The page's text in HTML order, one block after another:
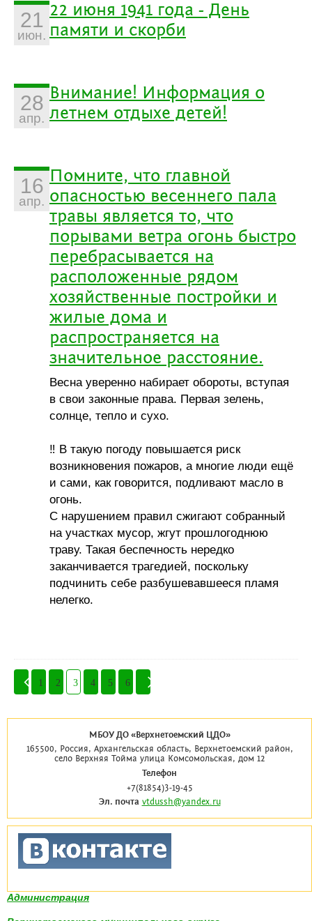
21
июн.
22 июня 1941 года - День
памяти и скорби
28
апр.
Внимание! Информация о
летнем отдыхе детей!
16
апр.
Помните, что главной
опасностью весеннего пала
травы является то, что
порывами ветра огонь быстро
перебрасывается на
расположенные рядом
хозяйственные постройки и
жилые дома и
распространяется на
значительное расстояние.
Весна уверенно набирает обороты, вступая
в свои законные права. Первая зелень,
солнце, тепло и сухо.
‼ В такую погоду повышается риск
возникновения пожаров, а многие люди ещё
и сами, как говорится, подливают масло в
огонь.
С нарушением правил сжигают собранный
на участках мусор, жгут прошлогоднюю
траву. Такая беспечность нередко
заканчивается трагедией, поскольку
подчинить себе разбушевавшееся пламя
нелегко.
1 2 3 4 5 6
МБОУ ДО «Верхнетоемский ЦДО»
165500, Россия, Архангельская область, Верхнетоемский район,
село Верхняя Тойма улица Комсомольская, дом 12
Телефон
+7(81854)3-19-45
Эл. почта vtdussh@yandex.ru
Администрация